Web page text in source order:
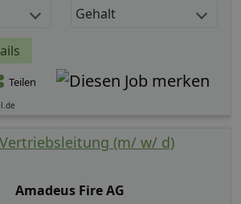
Gehalt
Teilen
(m/ w/ d)
Amadeus Fire AG